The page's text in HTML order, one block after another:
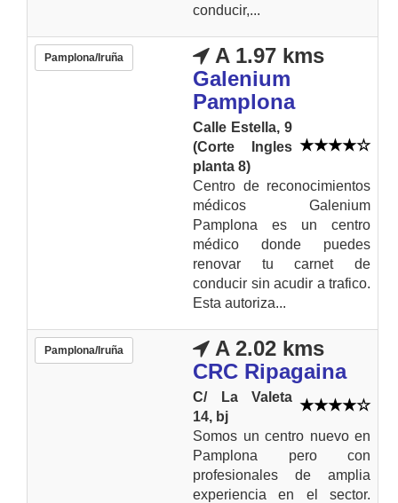
conducir,...
Pamplona/Iruña
A 1.97 kms
Galenium
Pamplona
Calle Estella, 9
(Corte Ingles
planta 8)
Centro de reconocimientos
médicos Galenium
Pamplona es un centro
médico donde puedes
renovar tu carnet de
conducir sin acudir a trafico.
Esta autoriza...
Pamplona/Iruña
A 2.02 kms
CRC Ripagaina
C/ La Valeta
14, bj
Somos un centro nuevo en
Pamplona pero con
profesionales de amplia
experiencia en el sector.